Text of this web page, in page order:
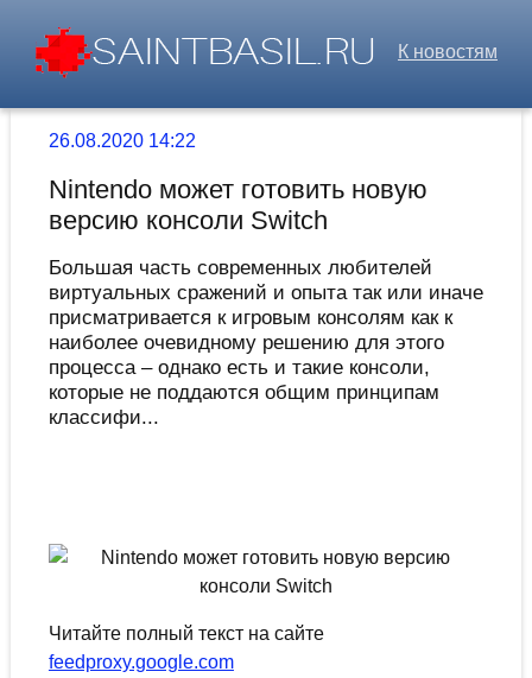
К новостям
26.08.2020 14:22
Nintendo может готовить новую
версию консоли Switch
Большая часть современных любителей
виртуальных сражений и опыта так или иначе
присматривается к игровым консолям как к
наиболее очевидному решению для этого
процесса – однако есть и такие консоли,
которые не поддаются общим принципам
классифи...
Читайте полный текст на сайте
feedproxy.google.com